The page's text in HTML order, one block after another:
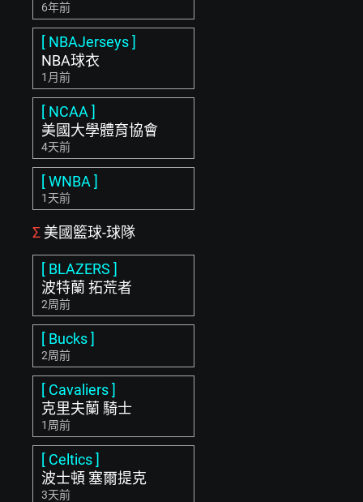
6年前
[ NBAJerseys ]
NBA球衣
1月前
[ NCAA ]
美國大學體育協會
4天前
[ WNBA ]
1天前
Σ 美國籃球-球隊
[ BLAZERS ]
波特蘭 拓荒者
2周前
[ Bucks ]
2周前
[ Cavaliers ]
克里夫蘭 騎士
1周前
[ Celtics ]
波士頓 塞爾提克
3天前